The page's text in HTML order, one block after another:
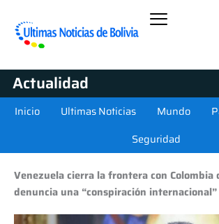
Actualidad
Inicio Ultimas Noticias Mundo
Seguridad
Venezuela cierra la frontera con
denuncia una “conspiración internacional”